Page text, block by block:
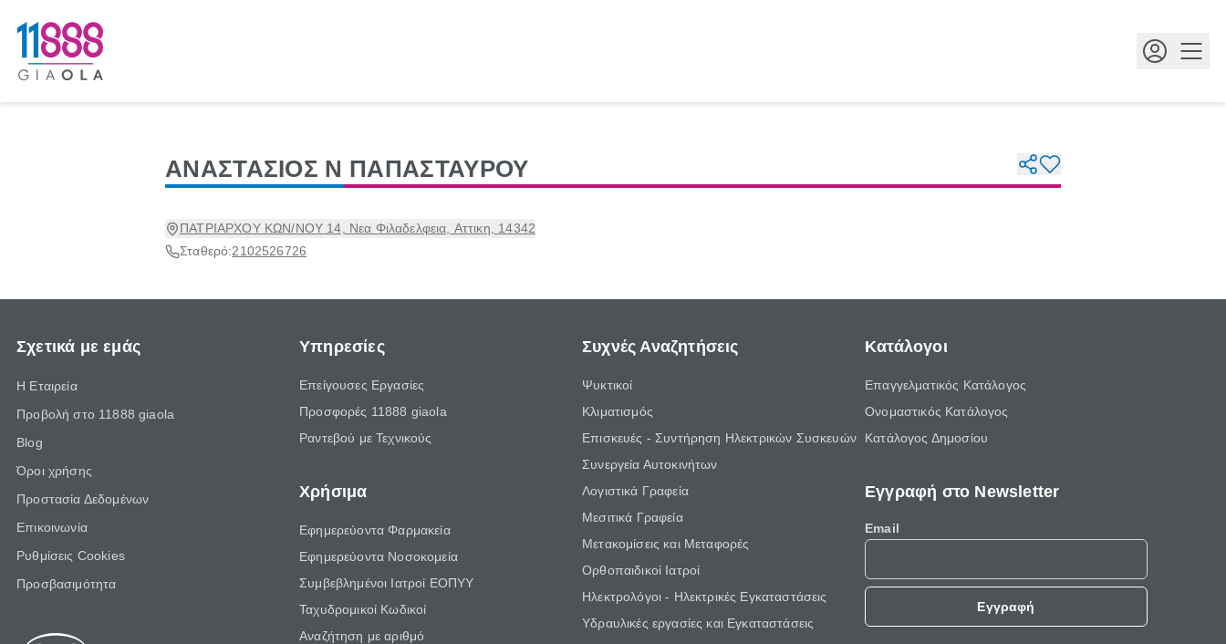
ΑΝΑΣΤΑΣΙΟΣ Ν ΠΑΠΑΣΤΑΥΡΟΥ
ΠΑΤΡΙΑΡΧΟΥ ΚΩΝ/ΝΟΥ 14, Νεα Φιλαδελφεια, Αττικη, 14342
Σταθερό:2102526726
Σχετικά με εμάς
Η Εταιρεία
Προβολή στο 11888 giaola
Blog
Όροι χρήσης
Προστασία Δεδομένων
Επικοινωνία
Ρυθμίσεις Cookies
Προσβασιμότητα
Υπηρεσίες
Επείγουσες Εργασίες
Προσφορές 11888 giaola
Ραντεβού με Τεχνικούς
Χρήσιμα
Εφημερεύοντα Φαρμακεία
Εφημερεύοντα Νοσοκομεία
Συμβεβλημένοι Ιατροί ΕΟΠΥΥ
Ταχυδρομικοί Κωδικοί
Αναζήτηση με αριθμό
Συχνές Αναζητήσεις
Ψυκτικοί
Κλιματισμός
Επισκευές - Συντήρηση Ηλεκτρικών Συσκευών
Συνεργεία Αυτοκινήτων
Λογιστικά Γραφεία
Μεσιτικά Γραφεία
Μετακομίσεις και Μεταφορές
Ορθοπαιδικοί Ιατροί
Ηλεκτρολόγοι - Ηλεκτρικές Εγκαταστάσεις
Υδραυλικές εργασίες και Εγκαταστάσεις
Κατάλογοι
Επαγγελματικός Κατάλογος
Ονομαστικός Κατάλογος
Κατάλογος Δημοσίου
Εγγραφή στο Newsletter
Email
Εγγραφή